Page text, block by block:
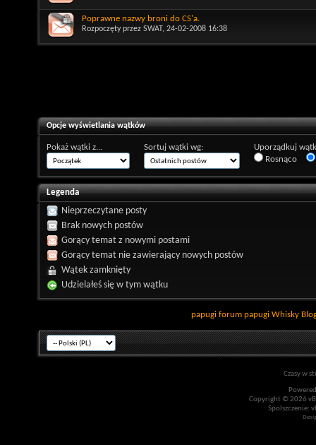
Poprawne nazwy broni do CS'a.
Rozpoczęty przez SWAT, 24-02-2008 16:38
Opcje wyświetlania wątków
Pokaż wątki z... Sortuj wątki wg:
Uporządkuj
Rosnąco
Legenda
Nieprzeczytane posty
Brak nowych postów
Gorący temat z nowymi postami
Gorący temat nie zawierający nowych postów
Wątek zamknięty
Udzielałeś się w tym wątku
papugi forum papugi Whisky
Czasy w
Copyright © 2026
Spolszczenie: